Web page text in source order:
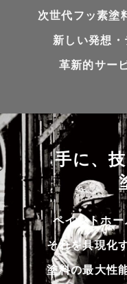
次世代フッ素塗
新しい発想・
革新的サー
手に、
ペイントホー
それを具現化
塗料の最大性